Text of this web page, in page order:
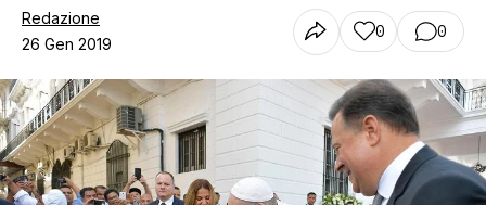
Chi siamo
Contatti
Redazione
26 Gen 2019
0 0